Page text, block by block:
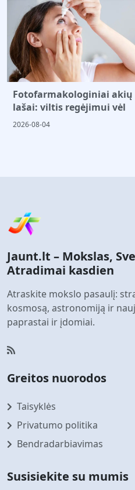
Fotofarmakologiniai akių
lašai: viltis regėjimui vėl
2026-08-04
Jaunt.lt – Mokslas,
Atradimai kasdien
Atraskite mokslo pasaulį:
kosmosą, astronomiją ir
paprastai ir įdomiai.
Greitos nuorodos
Taisyklės
Privatumo politika
Bendradarbiavimas
Susisiekite su mumis